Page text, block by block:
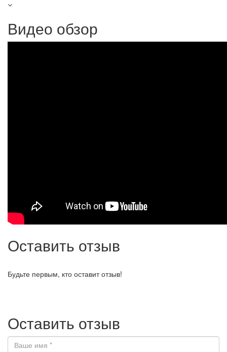
Видео обзор
Оставить отзыв
Будьте первым, кто оставит отзыв!
Оставить отзыв